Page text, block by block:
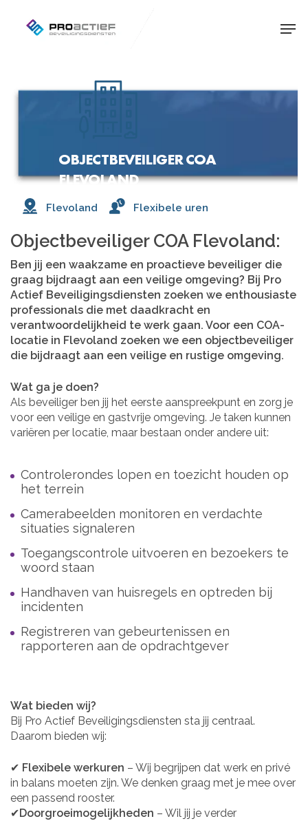
OBJECTBEVEILIGER COA
FLEVOLAND
Flevoland Flexibele uren
Objectbeveiliger COA Flevoland:
Ben jij een waakzame en proactieve beveiliger die
graag bijdraagt aan een veilige omgeving? Bij Pro
Actief Beveiligingsdiensten zoeken we enthousiaste
professionals die met daadkracht en
verantwoordelijkheid te werk gaan. Voor een COA-
locatie in Flevoland zoeken we een objectbeveiliger
die bijdraagt aan een veilige en rustige omgeving.
Wat ga je doen?
Als beveiliger ben jij het eerste aanspreekpunt en zorg je
voor een veilige en gastvrije omgeving. Je taken kunnen
variëren per locatie, maar bestaan onder andere uit:
Controlerondes lopen en toezicht houden op
het terrein
Camerabeelden monitoren en verdachte
situaties signaleren
Toegangscontrole uitvoeren en bezoekers te
woord staan
Handhaven van huisregels en optreden bij
incidenten
Registreren van gebeurtenissen en
rapporteren aan de opdrachtgever
Wat bieden wij?
Bij Pro Actief Beveiligingsdiensten sta jij centraal.
Daarom bieden wij:
✔ Flexibele werkuren – Wij begrijpen dat werk en privé
in balans moeten zijn. We denken graag met je mee over
een passend rooster.
✔Doorgroeimogelijkheden – Wil jij je verder